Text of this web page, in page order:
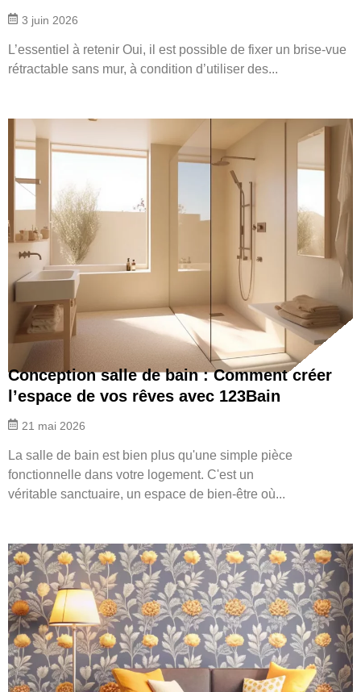
3 juin 2026
L’essentiel à retenir Oui, il est possible de fixer un brise-vue
rétractable sans mur, à condition d’utiliser des...
Conception salle de bain : Comment créer
l’espace de vos rêves avec 123Bain
21 mai 2026
La salle de bain est bien plus qu'une simple pièce
fonctionnelle dans votre logement. C'est un
véritable sanctuaire, un espace de bien-être où...